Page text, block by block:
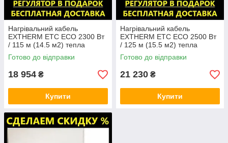
Нагрівальний кабель
EXTHERM ЕТС ЕСО 2300 Вт
/ 115 м (14.5 м2) тепла
підлога електрична екстерм,
Екстерм
Готово до відправки
18 954 ₴
Купити
Нагрівальний кабель
EXTHERM ЕТС ЕСО 2500 Вт
/ 125 м (15.5 м2) тепла
підлога електрична Екстерм,
Екстерм
Готово до відправки
21 230 ₴
Купити